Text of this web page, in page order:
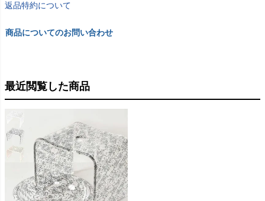
返品特約について
商品についてのお問い合わせ
最近閲覧した商品